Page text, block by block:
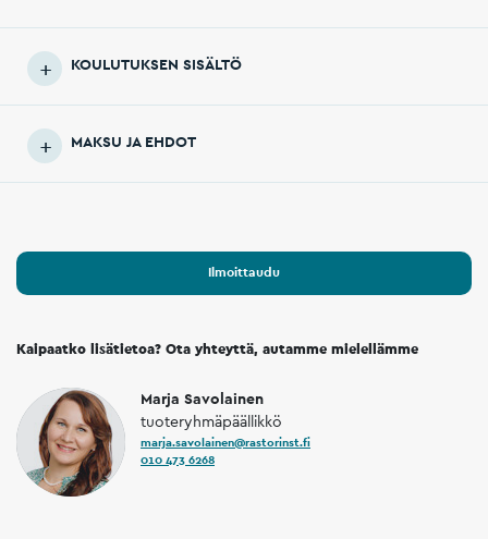
KOULUTUKSEN SISÄLTÖ
MAKSU JA EHDOT
Ilmoittaudu
Kaipaatko lisätietoa? Ota yhteyttä, autamme mielellämme
Marja Savolainen
tuoteryhmäpäällikkö
marja.savolainen@rastorinst.fi
010 473 6268